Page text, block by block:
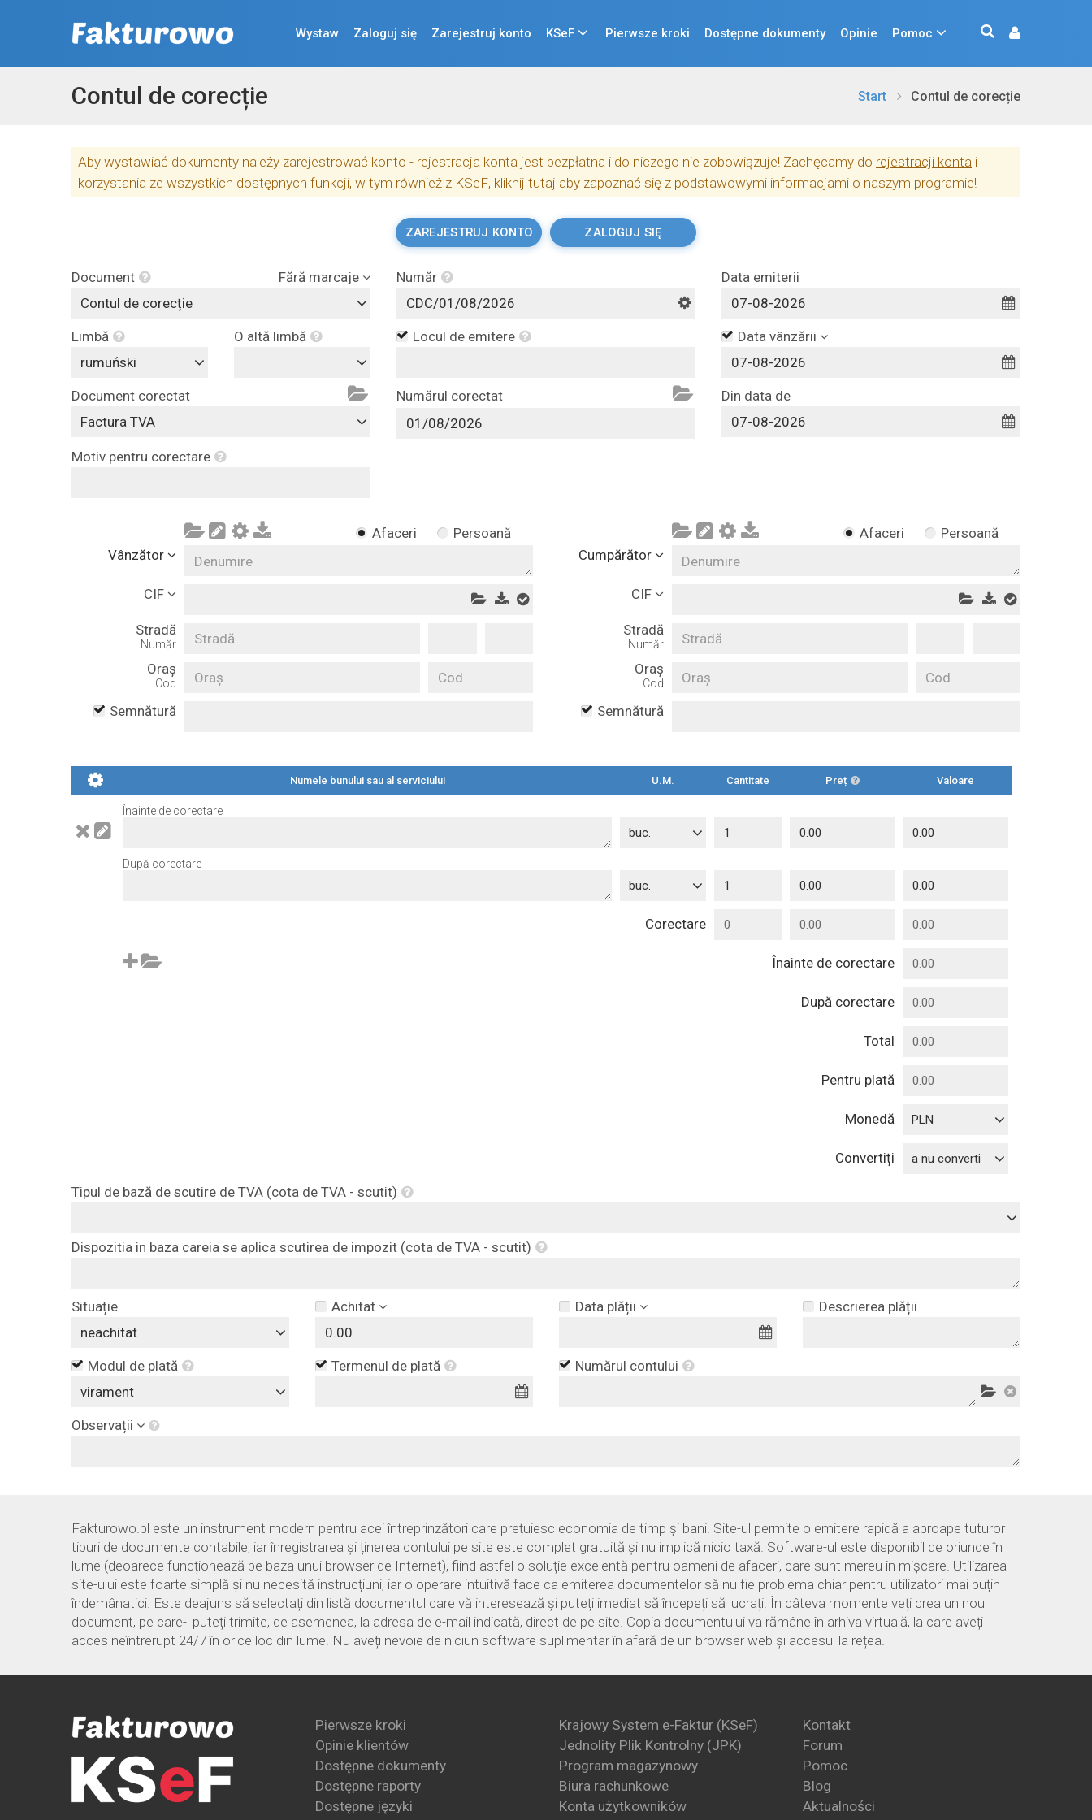
Wystaw Zaloguj się Zarejestruj konto KSeF Pierwsze kroki Dostępne dokumenty Opinie Pomoc
Contul de corecție Start Contul de corecție
Aby wystawiać dokumenty należy zarejestrować konto - rejestracja konta jest bezpłatna i do niczego nie zobowiązuje! Zachęcamy do rejestracji konta i
korzystania ze wszystkich dostępnych funkcji, w tym również z KSeF, kliknij tutaj aby zapoznać się z podstawowymi informacjami o naszym programie!
ZAREJESTRUJ KONTO ZALOGUJ SIĘ
Document
Fără marcaje
Contul de corecție
Număr Data emiterii
Limbă
rumuński
O altă limbă Locul de emitere Data vânzării
Document corectat
Factura TVA
Numărul corectat Din data de
Motiv pentru corectare
Afaceri
Persoană
Vânzător
CIF
Stradă
Număr
Oraș
Cod
Semnătură
Afaceri
Persoană
Cumpărător
CIF
Stradă
Număr
Oraș
Cod
Semnătură
Numele bunului sau al serviciului U.M. Cantitate Preț Valoare
Înainte de corectare
buc.
După corectare
buc.
Corectare
Înainte de corectare
După corectare
Total
Pentru plată
Monedă PLN
Convertiți a nu converti
Tipul de bază de scutire de TVA (cota de TVA - scutit)
Dispozitia in baza careia se aplica scutirea de impozit (cota de TVA - scutit)
Situație
neachitat
Achitat Data plății Descrierea plății
Modul de plată
virament
Termenul de plată Numărul contului
Observații
Fakturowo.pl este un instrument modern pentru acei întreprinzători care prețuiesc economia de timp și bani. Site-ul permite o emitere rapidă a aproape tuturor
tipuri de documente contabile, iar înregistrarea și ținerea contului pe site este complet gratuită și nu implică nicio taxă. Software-ul este disponibil de oriunde în
lume (deoarece funcționează pe baza unui browser de Internet), fiind astfel o soluție excelentă pentru oameni de afaceri, care sunt mereu în mișcare. Utilizarea
site-ului este foarte simplă și nu necesită instrucțiuni, iar o operare intuitivă face ca emiterea documentelor să nu fie problema chiar pentru utilizatori mai puțin
îndemânatici. Este deajuns să selectați din listă documentul care vă interesează și puteți imediat să începeți să lucrați. În câteva momente veți crea un nou
document, pe care-l puteți trimite, de asemenea, la adresa de e-mail indicată, direct de pe site. Copia documentului va rămâne în arhiva virtuală, la care aveți
acces neîntrerupt 24/7 în orice loc din lume. Nu aveți nevoie de niciun software suplimentar în afară de un browser web și accesul la rețea.
Pierwsze kroki
Opinie klientów
Dostępne dokumenty
Dostępne raporty
Dostępne języki
Krajowy System e-Faktur (KSeF)
Jednolity Plik Kontrolny (JPK)
Program magazynowy
Biura rachunkowe
Konta użytkowników
Kontakt
Forum
Pomoc
Blog
Aktualności